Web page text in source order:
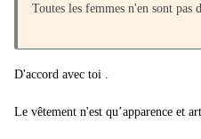
Toutes les femmes n'en sont pas
D'accord avec toi .
Le vêtement n'est qu’apparence et